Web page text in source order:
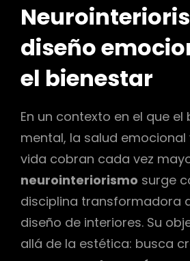
diseño
el bienestar
En un contexto en el que el
mental, la salud
vida cobran cada vez
neurointeriorismo surge
disciplina transformadora
diseño de interiores. Su
allá de la estética: busca